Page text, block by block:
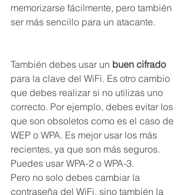
memorizarse fácilmente, pero también
ser más sencillo para un atacante.
También debes usar un buen cifrado
para la clave del WiFi. Es otro cambio
que debes realizar si no utilizas uno
correcto. Por ejemplo, debes evitar los
que son obsoletos como es el caso de
WEP o WPA. Es mejor usar los más
recientes, ya que son más seguros.
Puedes usar WPA-2 o WPA-3.
Pero no solo debes cambiar la
contraseña del WiFi, sino también la